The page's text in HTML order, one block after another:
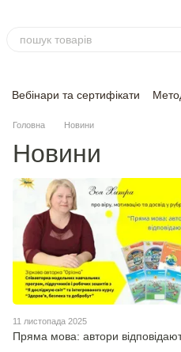
Вебінари та сертифікати
Головна Новини
Новини
11 листопада 2025
Пряма мова: автори